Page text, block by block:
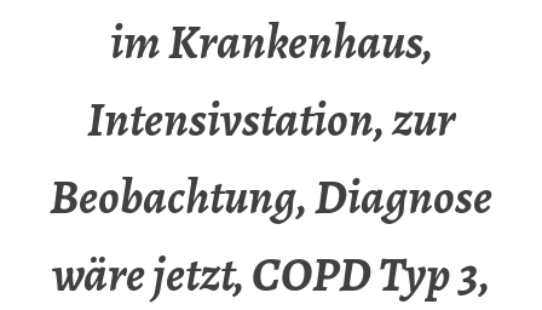
im Krankenhaus,
Intensivstation, zur
Beobachtung, Diagnose
wäre jetzt, COPD Typ 3,